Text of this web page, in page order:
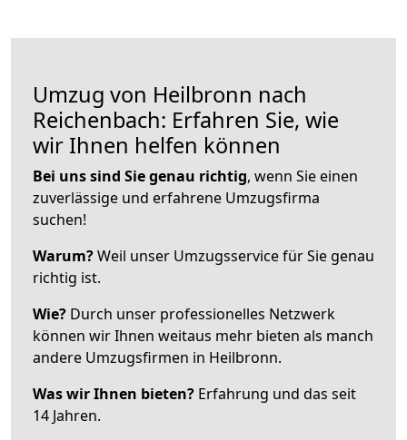
Umzug von Heilbronn nach
Reichenbach: Erfahren Sie, wie
wir Ihnen helfen können
Bei uns sind Sie genau richtig, wenn Sie einen
zuverlässige und erfahrene Umzugsfirma
suchen!
Warum?Weil unser Umzugsservice für Sie genau
richtig ist.
Wie? Durch unser professionelles Netzwerk
können wir Ihnen weitaus mehr bieten als manch
andere Umzugsfirmen in Heilbronn.
Was wir Ihnen bieten? Erfahrung und das seit
14 Jahren.